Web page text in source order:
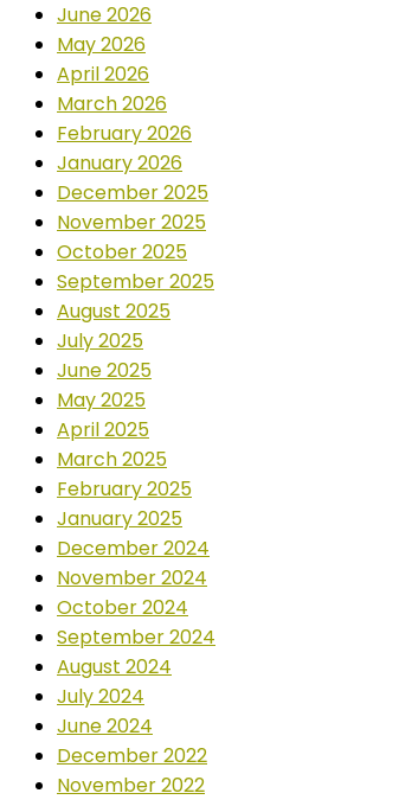
June 2026
May 2026
April 2026
March 2026
February 2026
January 2026
December 2025
November 2025
October 2025
September 2025
August 2025
July 2025
June 2025
May 2025
April 2025
March 2025
February 2025
January 2025
December 2024
November 2024
October 2024
September 2024
August 2024
July 2024
June 2024
December 2022
November 2022